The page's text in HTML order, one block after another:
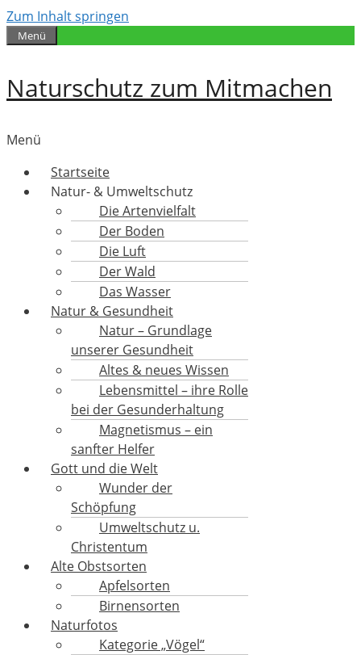
Zum Inhalt springen
Menü
Naturschutz zum Mitmachen
Menü
Startseite
Natur- & Umweltschutz
Die Artenvielfalt
Der Boden
Die Luft
Der Wald
Das Wasser
Natur & Gesundheit
Natur – Grundlage
unserer Gesundheit
Altes & neues Wissen
Lebensmittel – ihre Rolle
bei der Gesunderhaltung
Magnetismus – ein
sanfter Helfer
Gott und die Welt
Wunder der
Schöpfung
Umweltschutz u.
Christentum
Alte Obstsorten
Apfelsorten
Birnensorten
Naturfotos
Kategorie „Vögel“